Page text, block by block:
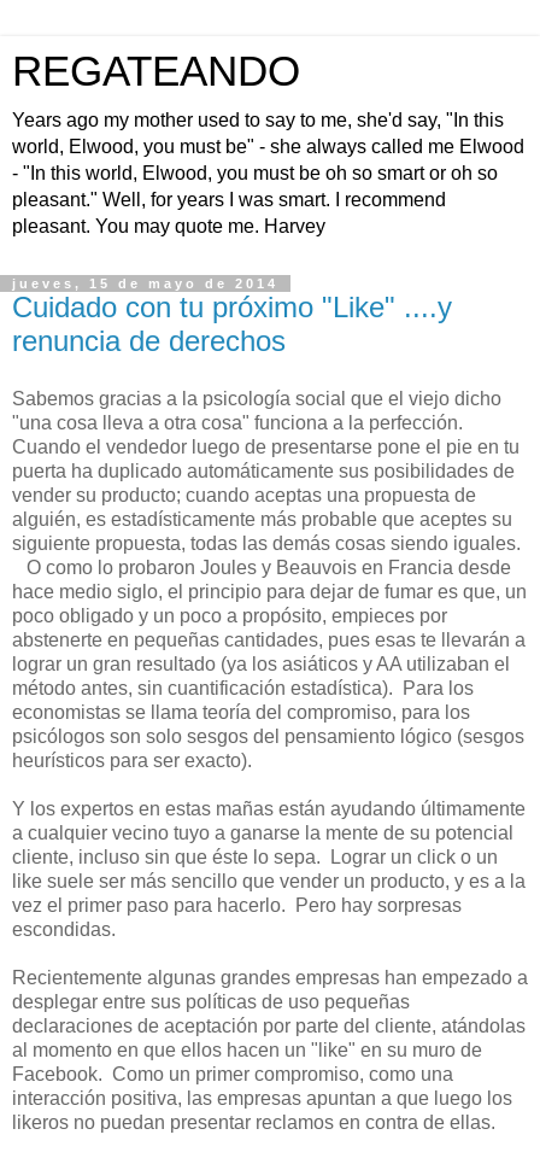
REGATEANDO
Years ago my mother used to say to me, she'd say, "In this
world, Elwood, you must be" - she always called me Elwood
- "In this world, Elwood, you must be oh so smart or oh so
pleasant." Well, for years I was smart. I recommend
pleasant. You may quote me. Harvey
jueves, 15 de mayo de 2014
Cuidado con tu próximo "Like" ....y
renuncia de derechos
Sabemos gracias a la psicología social que el viejo dicho
"una cosa lleva a otra cosa" funciona a la perfección.
Cuando el vendedor luego de presentarse pone el pie en tu
puerta ha duplicado automáticamente sus posibilidades de
vender su producto; cuando aceptas una propuesta de
alguién, es estadísticamente más probable que aceptes su
siguiente propuesta, todas las demás cosas siendo iguales.
O como lo probaron Joules y Beauvois en Francia desde
hace medio siglo, el principio para dejar de fumar es que, un
poco obligado y un poco a propósito, empieces por
abstenerte en pequeñas cantidades, pues esas te llevarán a
lograr un gran resultado (ya los asiáticos y AA utilizaban el
método antes, sin cuantificación estadística). Para los
economistas se llama teoría del compromiso, para los
psicólogos son solo sesgos del pensamiento lógico (sesgos
heurísticos para ser exacto).
Y los expertos en estas mañas están ayudando últimamente
a cualquier vecino tuyo a ganarse la mente de su potencial
cliente, incluso sin que éste lo sepa. Lograr un click o un
like suele ser más sencillo que vender un producto, y es a la
vez el primer paso para hacerlo. Pero hay sorpresas
escondidas.
Recientemente algunas grandes empresas han empezado a
desplegar entre sus políticas de uso pequeñas
declaraciones de aceptación por parte del cliente, atándolas
al momento en que ellos hacen un "like" en su muro de
Facebook. Como un primer compromiso, como una
interacción positiva, las empresas apuntan a que luego los
likeros no puedan presentar reclamos en contra de ellas.